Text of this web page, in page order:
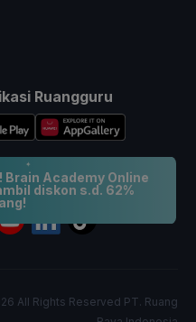
Brain Academy Online
diskon s.d. 62%
Ruangguru
All Rights Reserved PT. Ruang